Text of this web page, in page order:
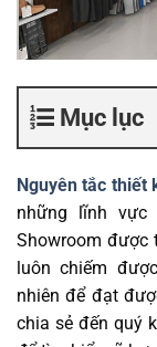
Mục lục
Nguyên tắc thiết
những lĩnh
Showroom được
luôn chiếm
nhiên để đạt
chia sẻ đến quý